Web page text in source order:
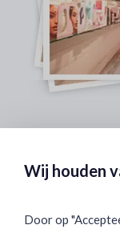
Wij houden
Door op